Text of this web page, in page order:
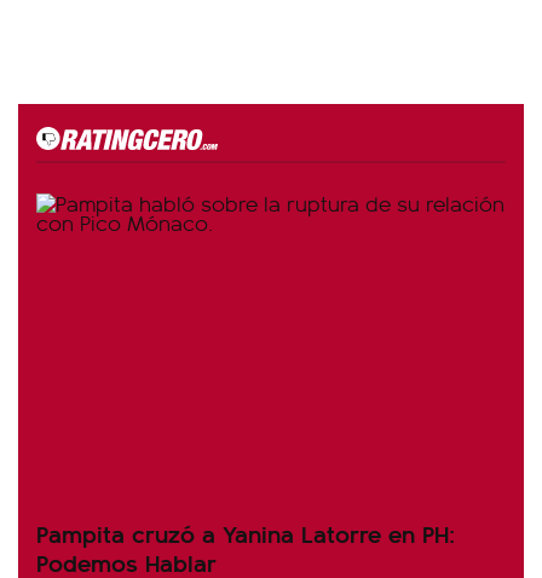
Pampita cruzó a Yanina Latorre en PH:
Podemos Hablar